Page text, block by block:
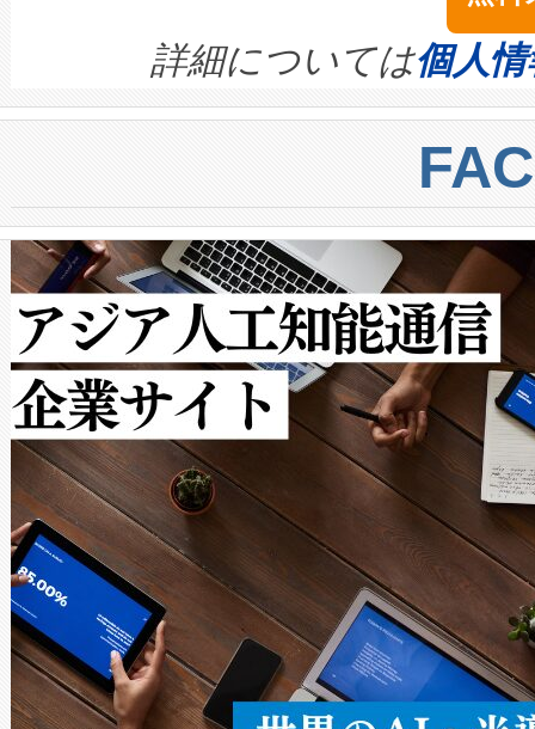
きます。この効率性は、フェ
ます。 Voltaiq provides a
quality and reliability for AI
BESS stack to ensure battery
centers. Voltaiqは、ai&のAI
からシステム統合、試運転、
クルの各段階のデータを監視
[…]
す。ノーマルモードでは、
ートル先まで検出でき、これ
トに対して約600メートルに
では、反射率10％のターゲッ
で向上し、最大検知距離は
ットだけで最大1キロメート
ルの変電所周囲を監視でき、
作業と点群処理を簡素化でき
Avia 2は、2種類のFOVオプシ
× 80°のノーマルモード、長
ードを切り替えて使用するこ
ることなく、単一のデバイス
うにします。遠距離まで届く
密度なスキャ […]
詳細については個人